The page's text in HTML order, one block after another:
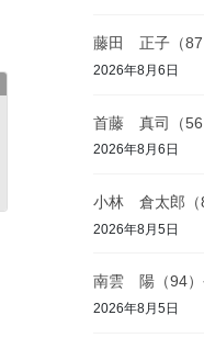
藤田 正子（
2026年8月6日
首藤 真司（
2026年8月6日
小林 倉太郎（
2026年8月5日
南雲 陽（94
2026年8月5日